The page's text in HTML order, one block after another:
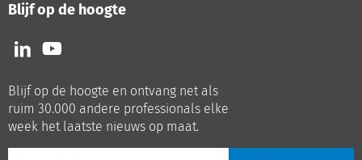
Blijf op de hoogte
Volg
ons
LinkedIn
Volg
ons
Youtube
Blijf op de hoogte en ontvang net als
ruim 30.000 andere professionals elke
week het laatste nieuws op maat.